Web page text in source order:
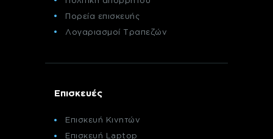
Πορεία επισκευής
Λογαριασμοί Τραπεζών
Επισκευές
Επισκευή Κινητών
Επισκευή Laptop